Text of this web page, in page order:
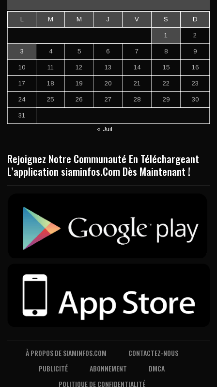
L M M J V S D
1 2
3 4 5 6 7 8 9
10 11 12 13 14 15 16
17 18 19 20 21 22 23
24 25 26 27 28 29 30
31
« Juil
Rejoignez Notre Communauté En Téléchargeant
L’application siaminfos.Com Dès Maintenant !
À PROPOS DE SIAMINFOS.COM
CONTACTEZ-NOUS
PUBLICITÉ
ABONNEMENT
DMCA
POLITIQUE DE CONFIDENTIALITÉ